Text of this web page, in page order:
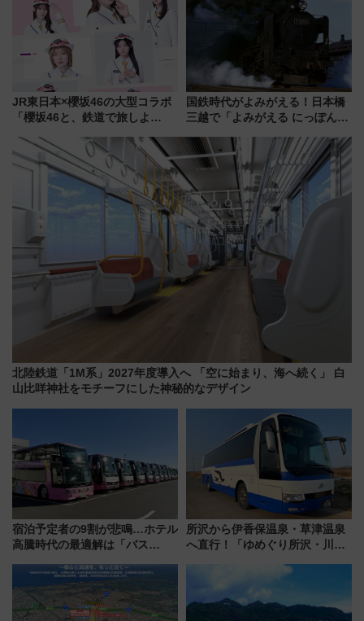
通り」も一新
アクセス
JR東日本×櫻坂46の大型コラボ
「櫻坂46と、鉄道で旅しよ
潟・長野・庄内へ
国鉄時代がよみがえる！日本橋
三越で「よみがえる にっぽんの
敬の名作写真も、駅弁フェスも
同時開催！
北陸鉄道「1M系」2027年度導入へ 「空に始まり、海へ続く」 白
山比咩神社をモチーフにした神秘的なデザイン
宿泊予定者の9割が悲鳴…ホテル
高騰時代の最適解は「バス
した、推し活遠征や観光時のリ
アルな懐事情
所沢から伊香保温泉・草津温泉
へ直行！「ゆめぐり所沢・川越
軽に 運行ダイヤ・運賃を解説